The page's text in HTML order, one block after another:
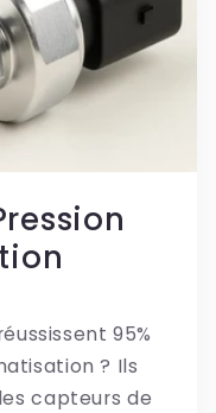
95%
? Ils
capteurs de